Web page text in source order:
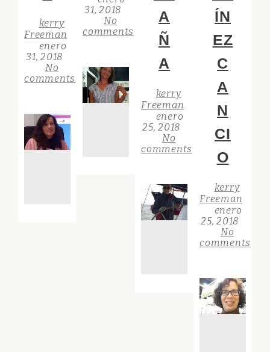
kerry
Freeman
enero
31, 2018
No
comments
31, 2018
No
comments
A
Ñ
A
kerry
Freeman
enero
25, 2018
No
comments
ÍN
EZ
C
A
N
CI
O
kerry
Freeman
enero
25, 2018
No
comments